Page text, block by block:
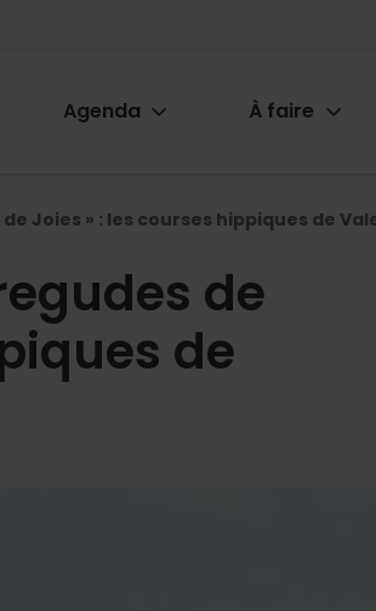
Agenda À faire
Joies » : les courses hippiques de
de
de